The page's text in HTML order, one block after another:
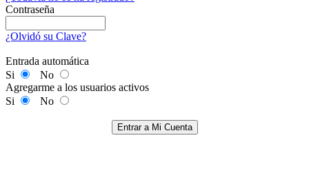
Contraseña
¿Olvidó su Clave?
Entrada automática
Si
No
Agregarme a los usuarios activos
Si
No
Entrar a Mi Cuenta